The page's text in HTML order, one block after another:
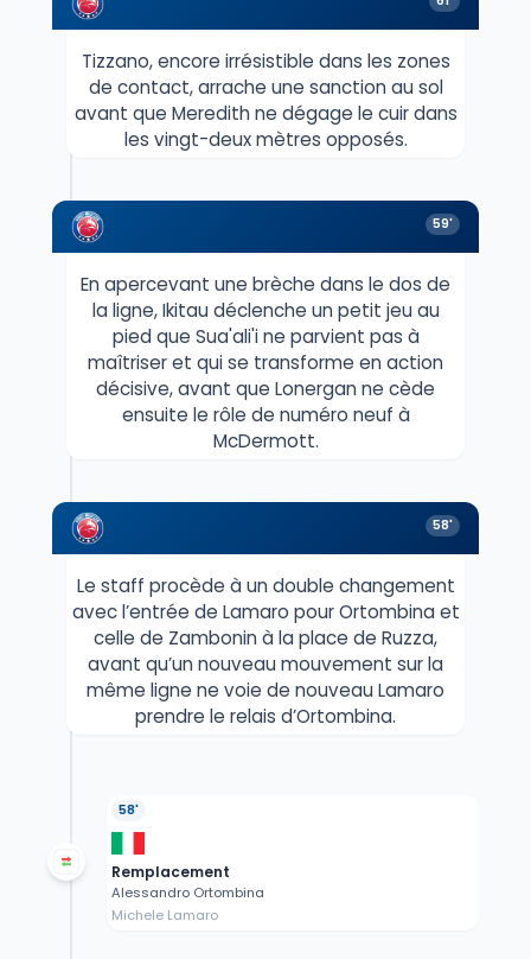
Tizzano, encore irrésistible dans les zones
de contact, arrache une sanction au sol
avant que Meredith ne dégage le cuir dans
les vingt-deux mètres opposés.
59'
En apercevant une brèche dans le dos de
la ligne, Ikitau déclenche un petit jeu au
pied que Sua'ali'i ne parvient pas à
maîtriser et qui se transforme en action
décisive, avant que Lonergan ne cède
ensuite le rôle de numéro neuf à
McDermott.
58'
Le staff procède à un double changement
avec l’entrée de Lamaro pour Ortombina et
celle de Zambonin à la place de Ruzza,
avant qu’un nouveau mouvement sur la
même ligne ne voie de nouveau Lamaro
prendre le relais d’Ortombina.
58'
Remplacement
Alessandro Ortombina
Michele Lamaro